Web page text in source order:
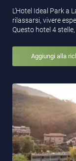
L’Hotel Ideal Park a
rilassarsi, vivere
Questo hotel 4
Aggiungi alla